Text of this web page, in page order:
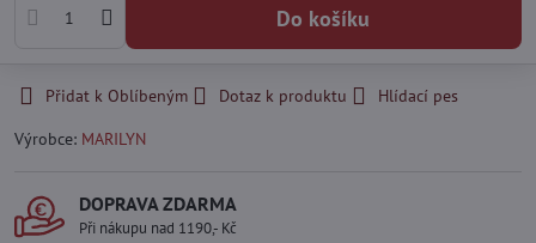
Do košíku
Přidat k Oblíbeným Dotaz k produktu
Hlídací pes
Výrobce: MARILYN
DOPRAVA ZDARMA
Při nákupu nad 1190,- Kč